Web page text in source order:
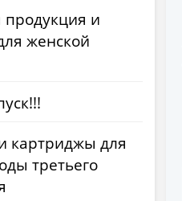
и
женской
картриджы для
третьего